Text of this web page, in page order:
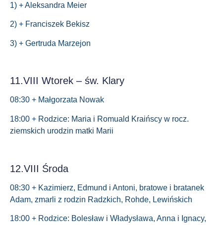
1) + Aleksandra Meier
2) + Franciszek Bekisz
3) + Gertruda Marzejon
11.VIII Wtorek – św. Klary
08:30 + Małgorzata Nowak
18:00 + Rodzice: Maria i Romuald Kraińscy w rocz.
ziemskich urodzin matki Marii
12.VIII Środa
08:30 + Kazimierz, Edmund i Antoni, bratowe i bratanek
Adam, zmarli z rodzin Radzkich, Rohde, Lewińskich
18:00 + Rodzice: Bolesław i Władysława, Anna i Ignacy,